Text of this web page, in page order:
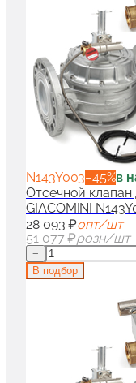
N143Y003−45%в
Отсечной клапан
GIACOMINI
28 093 ₽опт/шт
51 077 ₽розн/шт
−
В подбор